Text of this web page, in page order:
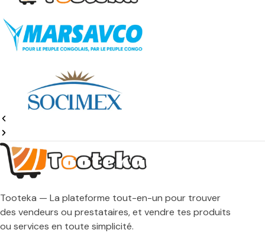
Tooteka — La plateforme tout-en-un pour trouver
des vendeurs ou prestataires, et vendre tes produits
ou services en toute simplicité.